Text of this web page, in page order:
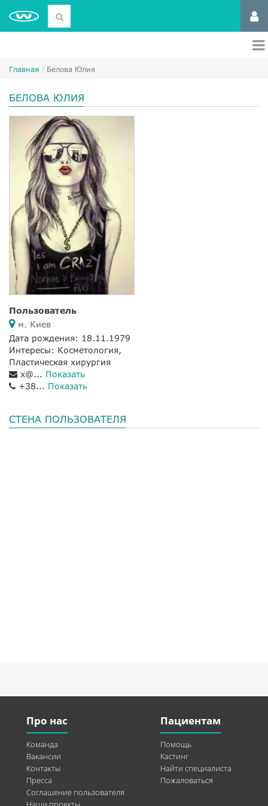
Главная Белова Юлия
БЕЛОВА ЮЛИЯ
Пользователь
м. Киев
Дата рождения: 18.11.1979
Интересы: Косметология,
Пластическая хирургия
x@... Показать
+38... Показать
СТЕНА ПОЛЬЗОВАТЕЛЯ
Про нас
Команда
Вакансии
Контакты
Пресса
Соглашение пользователя
Пациентам
Помощь
Кастинг
Найти специалиста
Пожаловаться